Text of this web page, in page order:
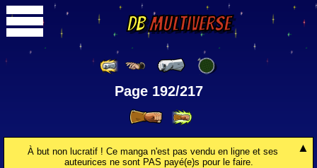
DBMultiverse
Page 192/217
À but non lucratif ! Ce manga n'est pas vendu en ligne et ses
auteurices ne sont PAS payé(e)s pour le faire.